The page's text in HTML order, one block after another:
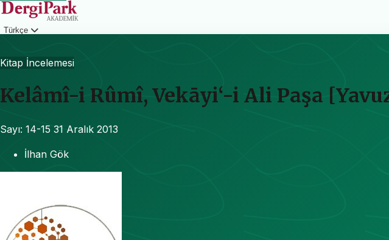
Türkçe
Kitap İncelemesi
Kelâmî-i Rûmî, Vekāyi‘-i Ali Paşa
Sayı: 14-15 31 Aralık 2013
İlhan Gök